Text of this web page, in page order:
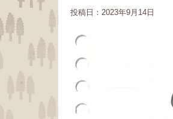
投稿日： 2023年9月14日